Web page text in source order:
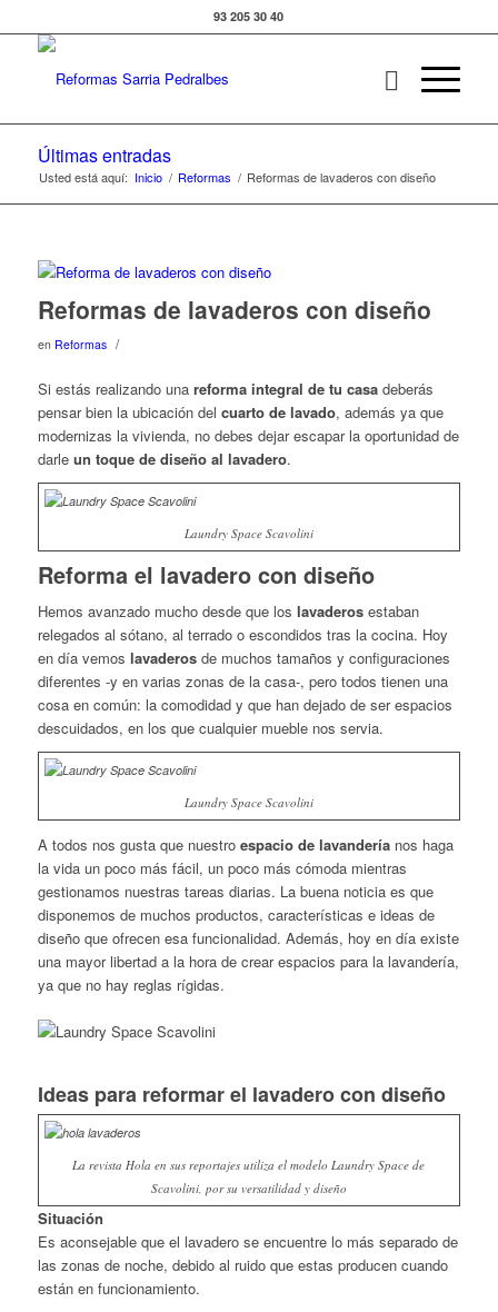
93 205 30 40
Últimas entradas
Usted está aquí: Inicio / Reformas / Reformas de lavaderos con diseño
Reformas de lavaderos con diseño
en Reformas /
Si estás realizando una reforma integral de tu casadeberás
pensar bien la ubicación del cuarto de lavado, además ya que
modernizas la vivienda, no debes dejar escapar la oportunidad de
darle un toque de diseño al lavadero.
Laundry Space Scavolini
Reforma el lavadero con diseño
Hemos avanzado mucho desde que los lavaderosestaban
relegados al sótano, al terrado o escondidos tras la cocina. Hoy
en día vemos lavaderosde muchos tamaños y configuraciones
diferentes -y en varias zonas de la casa-, pero todos tienen una
cosa en común: la comodidad y que han dejado de ser espacios
descuidados, en los que cualquier mueble nos servia.
Laundry Space Scavolini
A todos nos gusta que nuestro espacio de lavanderíanos haga
la vida un poco más fácil, un poco más cómoda mientras
gestionamos nuestras tareas diarias. La buena noticia es que
disponemos de muchos productos, características e ideas de
diseño que ofrecen esa funcionalidad. Además, hoy en día existe
una mayor libertad a la hora de crear espacios para la lavandería,
ya que no hay reglas rígidas.
Ideas para reformar el lavadero con diseño
La revista Hola en sus reportajes utiliza el modelo Laundry Space de
Scavolini, por su versatilidad y diseño
Situación
Es aconsejable que el lavadero se encuentre lo más separado de
las zonas de noche, debido al ruido que estas producen cuando
están en funcionamiento.